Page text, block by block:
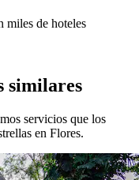
miles de hoteles
similares
servicios que los
en Flores.